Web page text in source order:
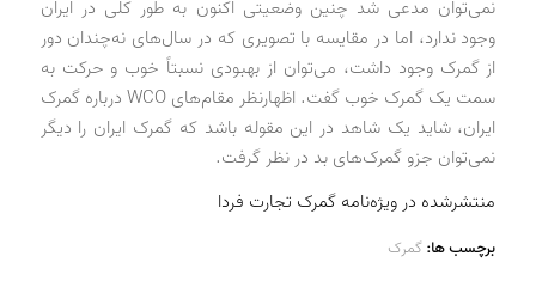
نمی‌توان مدعی شد چنین وضعیتی اکنون به طور کلی در ایران
وجود ندارد، اما در مقایسه با تصویری که در سال‌های نه‌چندان دور
از گمرک وجود داشت، می‌توان از بهبودی نسبتاً خوب و حرکت به
سمت یک گمرک خوب گفت. اظهارنظر مقام‌های WCO درباره گمرک
ایران، شاید یک شاهد در این مقوله باشد که گمرک ایران را دیگر
نمی‌توان جزو گمرک‌های بد در نظر گرفت.
منتشرشده در ویژه‌نامه گمرک تجارت فردا
برچسب ها: گمرک